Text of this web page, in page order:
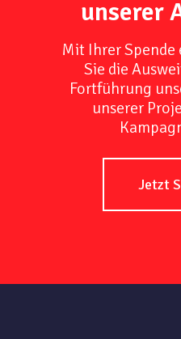
unserer
Mit Ihrer
Sie die
Fortführung
unserer
Jetzt